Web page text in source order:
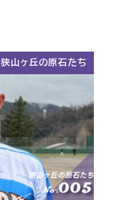
狭山ヶ丘の原石たち